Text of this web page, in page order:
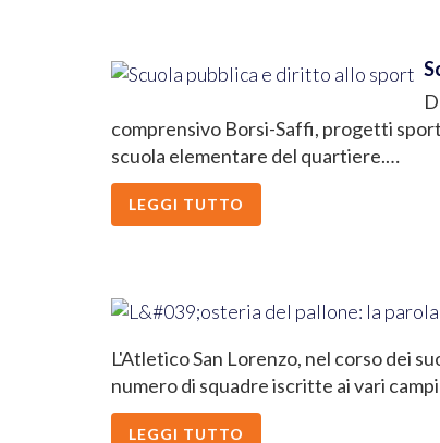
comprensivo Borsi-Saffi, progetti
scuola elementare del quartiere.…
LEGGI TUTTO
L'Atletico San Lorenzo, nel corso dei
numero di squadre iscritte ai vari
LEGGI TUTTO